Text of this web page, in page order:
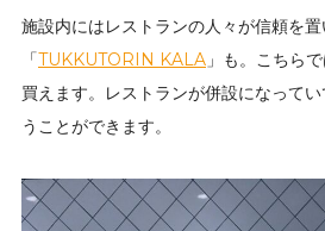
施設内にはレストランの人々が信頼を
「TUKKUTORIN KALA 」も。こちら
買えます。レストランが併設になって
うことができます。